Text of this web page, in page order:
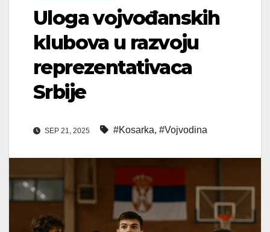
Uloga vojvođanskih
klubova u razvoju
reprezentativaca
Srbije
SEP 21, 2025 #Kosarka, #Vojvodina